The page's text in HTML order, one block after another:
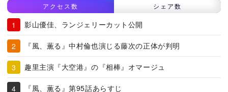
アクセス数 シェア数
影山優佳、ランジェリーカット公開
『風、薫る』中村倫也演じる藤次の正体が判明
趣里主演『大空港』の『相棒』オマージュ
『風、薫る』第95話あらすじ